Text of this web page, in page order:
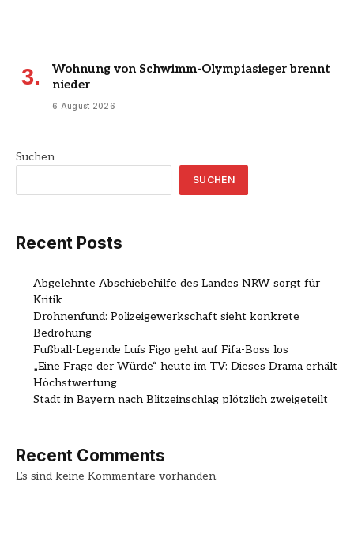
Wohnung von Schwimm-Olympiasieger brennt
nieder
6 August 2026
Suchen
SUCHEN
Recent Posts
Abgelehnte Abschiebehilfe des Landes NRW sorgt für
Kritik
Drohnenfund: Polizeigewerkschaft sieht konkrete
Bedrohung
Fußball-Legende Luís Figo geht auf Fifa-Boss los
„Eine Frage der Würde“ heute im TV: Dieses Drama erhält
Höchstwertung
Stadt in Bayern nach Blitzeinschlag plötzlich zweigeteilt
Recent Comments
Es sind keine Kommentare vorhanden.